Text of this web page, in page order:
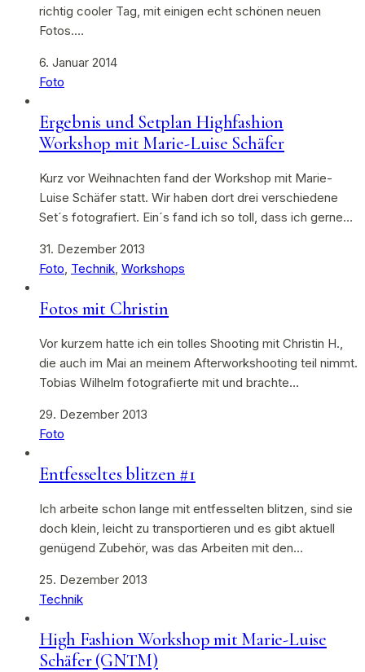
richtig cooler Tag, mit einigen echt schönen neuen
Fotos.…
6. Januar 2014
Foto
Ergebnis und Setplan Highfashion
Workshop mit Marie-Luise Schäfer
Kurz vor Weihnachten fand der Workshop mit Marie-
Luise Schäfer statt. Wir haben dort drei verschiedene
Set´s fotografiert. Ein´s fand ich so toll, dass ich gerne…
31. Dezember 2013
Foto, Technik, Workshops
Fotos mit Christin
Vor kurzem hatte ich ein tolles Shooting mit Christin H.,
die auch im Mai an meinem Afterworkshooting teil nimmt.
Tobias Wilhelm fotografierte mit und brachte…
29. Dezember 2013
Foto
Entfesseltes blitzen #1
Ich arbeite schon lange mit entfesselten blitzen, sind sie
doch klein, leicht zu transportieren und es gibt aktuell
genügend Zubehör, was das Arbeiten mit den…
25. Dezember 2013
Technik
High Fashion Workshop mit Marie-Luise
Schäfer (GNTM)